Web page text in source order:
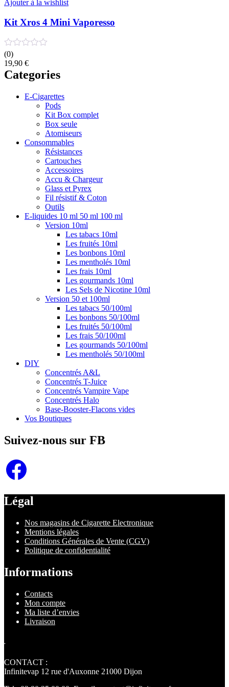
Ajouter à la wishlist
Kit Xros 4 Mini Vaporesso
(0)
19,90 €
Categories
E-Cigarettes
Pods
Kit Box complet
Box seule
Atomiseurs
Consommables
Résistances
Cartouches
Accessoires
Accu & Chargeur
Glass et Pyrex
Fil résistif & Coton
Outils
E-liquides 10 ml 50 ml 100 ml
Version 10ml
Les tabacs 10ml
Les fruités 10ml
Les bonbons 10ml
Les mentholés 10ml
Les frais 10ml
Les gourmands 10ml
Les Sels de Nicotine 10ml
Version 50 et 100ml
Les tabacs 50/100ml
Les bonbons 50/100ml
Les fruités 50/100ml
Les frais 50/100ml
Les gourmands 50/100ml
Les mentholés 50/100ml
DIY
Concentrés A&L
Concentrés T-Juice
Concentrés Vampire Vape
Concentrés Halo
Base-Booster-Flacons vides
Vos Boutiques
Suivez-nous sur FB
Facebook
Légal
Nos magasins de Cigarette Electronique
Mentions légales
Conditions Générales de Vente (CGV)
Politique de confidentialité
Informations
Contacts
Mon compte
Ma liste d’envies
Livraison
.
CONTACT :
Infinitevap 12 rue d'Auxonne 21000 Dijon